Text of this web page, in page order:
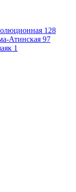
128
Атинская 97
1